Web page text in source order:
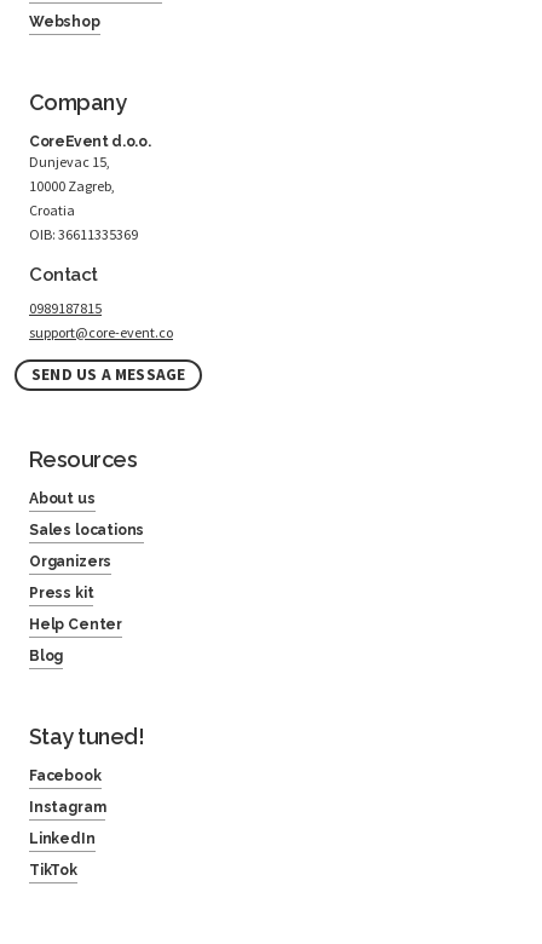
Webshop
Company
CoreEvent d.o.o.
Dunjevac 15,
10000 Zagreb,
Croatia
OIB: 36611335369
Contact
0989187815
support@core-event.co
SEND US A MESSAGE
Resources
About us
Sales locations
Organizers
Press kit
Help Center
Blog
Stay tuned!
Facebook
Instagram
LinkedIn
TikTok